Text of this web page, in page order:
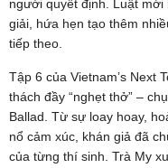
người quyết định. Luật
giải, hứa hẹn tạo thêm
tiếp theo.
Tập 6 của Vietnam’s Next
thách đầy “nghẹt thở” –
Ballad. Từ sự loay hoay,
nổ cảm xúc, khán giả đã
của từng thí sinh. Trà My